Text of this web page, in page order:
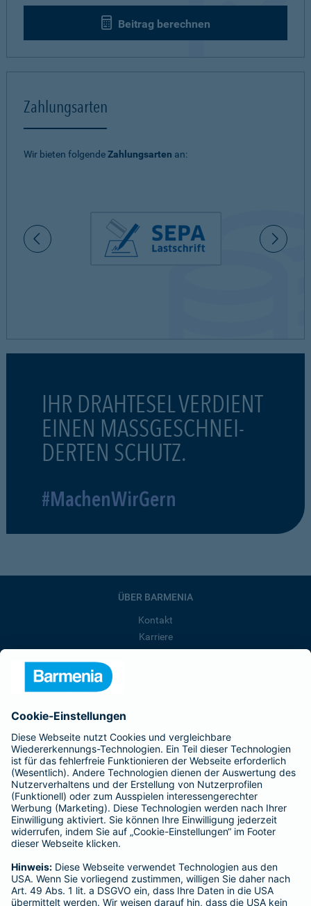
Beitrag berechnen
Zahlungsarten
Wir bieten folgendeZahlungsarten an:
IHR DRAHTESEL VERDIENT
EINEN MASSGESCHNEI-
DERTEN SCHUTZ.
#MachenWirGern
ÜBER BARMENIA
Kontakt
Karriere
Barmenia ist Teil der BarmeniaGothaer
BELIEBTE SEITEN
Kranken-Zusatzversicherung
Tierversicherungen
Haftpflichtversicherung
Hausratversicherung
Adresse ändern
Schaden melden